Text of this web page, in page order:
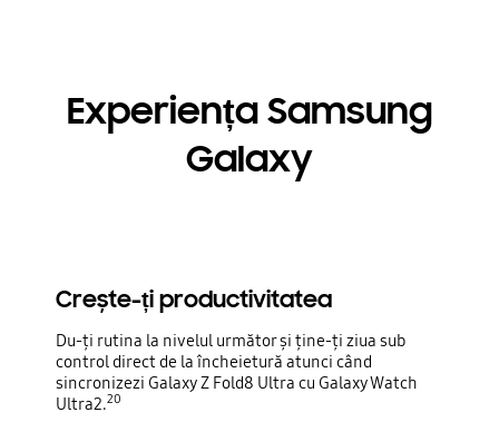
Experiența Samsung
Galaxy
Crește-ți productivitatea
Du-ți rutina la nivelul următor și ține-ți ziua sub
control direct de la încheietură atunci când
sincronizezi Galaxy Z Fold8 Ultra cu Galaxy Watch
Ultra2.20